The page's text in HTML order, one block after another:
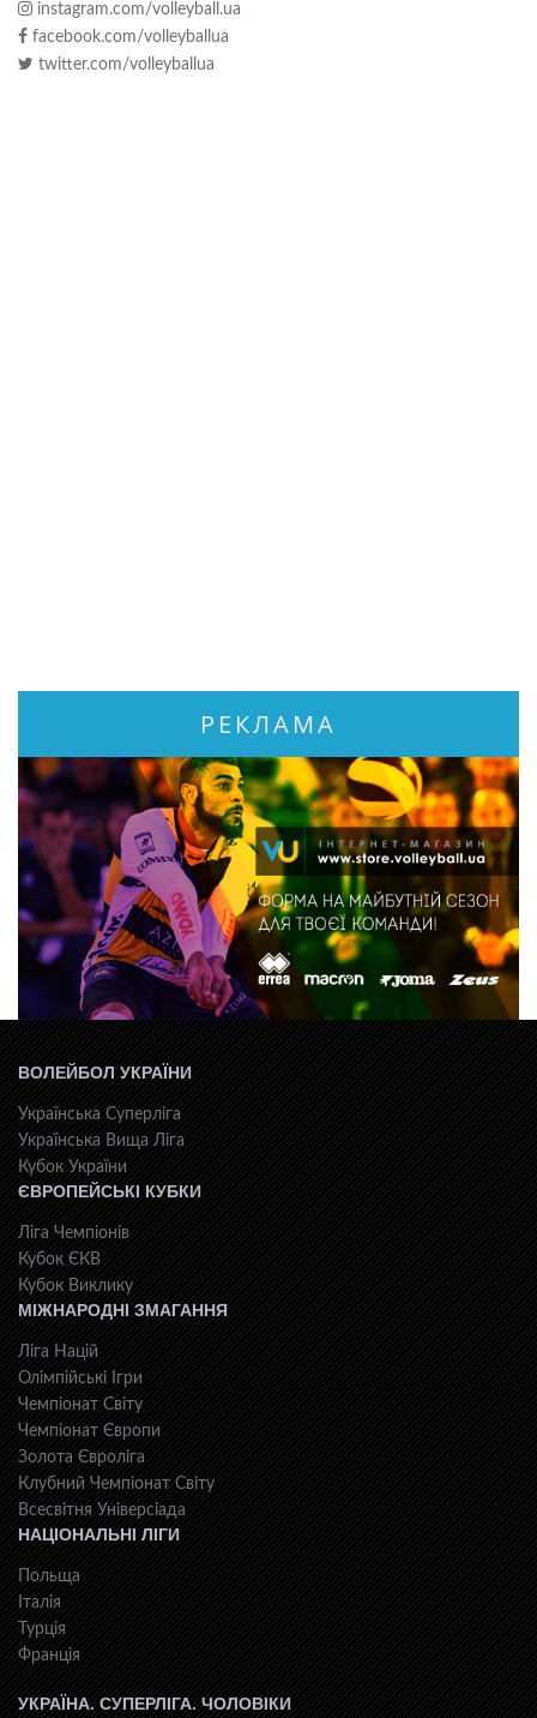
instagram.com/volleyball.ua
facebook.com/volleyballua
twitter.com/volleyballua
РЕКЛАМА
ВОЛЕЙБОЛ УКРАЇНИ
Українська Суперліга
Українська Вища Ліга
Кубок України
ЄВРОПЕЙСЬКІ КУБКИ
Ліга Чемпіонів
Кубок ЄКВ
Кубок Виклику
МІЖНАРОДНІ ЗМАГАННЯ
Ліга Націй
Олімпійські Ігри
Чемпіонат Світу
Чемпіонат Європи
Золота Євроліга
Клубний Чемпіонат Світу
Всесвiтня Унiверсiaда
НАЦІОНАЛЬНІ ЛІГИ
Польща
Італія
Турція
Франція
УКРАЇНА. СУПЕРЛІГА. ЧОЛОВІКИ